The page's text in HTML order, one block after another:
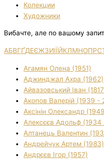
Колекции
Художники
Вибачте, але по вашому
АБВГҐДЕЄЖЗИІЇЙКЛМНОПРС
Агамян Олена (1951)
Аджинджал Ахра (1962)
Айвазовський Іван
Акопов Валерій (1939 -
Аксінін Олександр
Алексєєв Адольф
Алтанець Валентин
Андрейчук Артем (1983)
Андрєєв Ігор (1957)